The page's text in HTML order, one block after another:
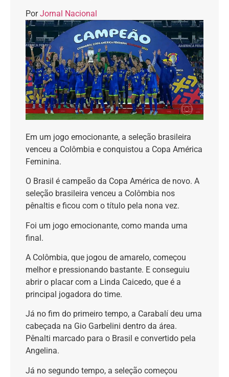
PorJornal Nacional
Em um jogo emocionante, a seleção brasileira
venceu a Colômbia e conquistou a Copa América
Feminina.
O Brasil é campeão da Copa América de novo. A
seleção brasileira venceu a Colômbia nos
pênaltis e ficou com o título pela nona vez.
Foi um jogo emocionante, como manda uma
final.
A Colômbia, que jogou de amarelo, começou
melhor e pressionando bastante. E conseguiu
abrir o placar com a Linda Caicedo, que é a
principal jogadora do time.
Já no fim do primeiro tempo, a Carabalí deu uma
cabeçada na Gio Garbelini dentro da área.
Pênalti marcado para o Brasil e convertido pela
Angelina.
Já no segundo tempo, a seleção começou